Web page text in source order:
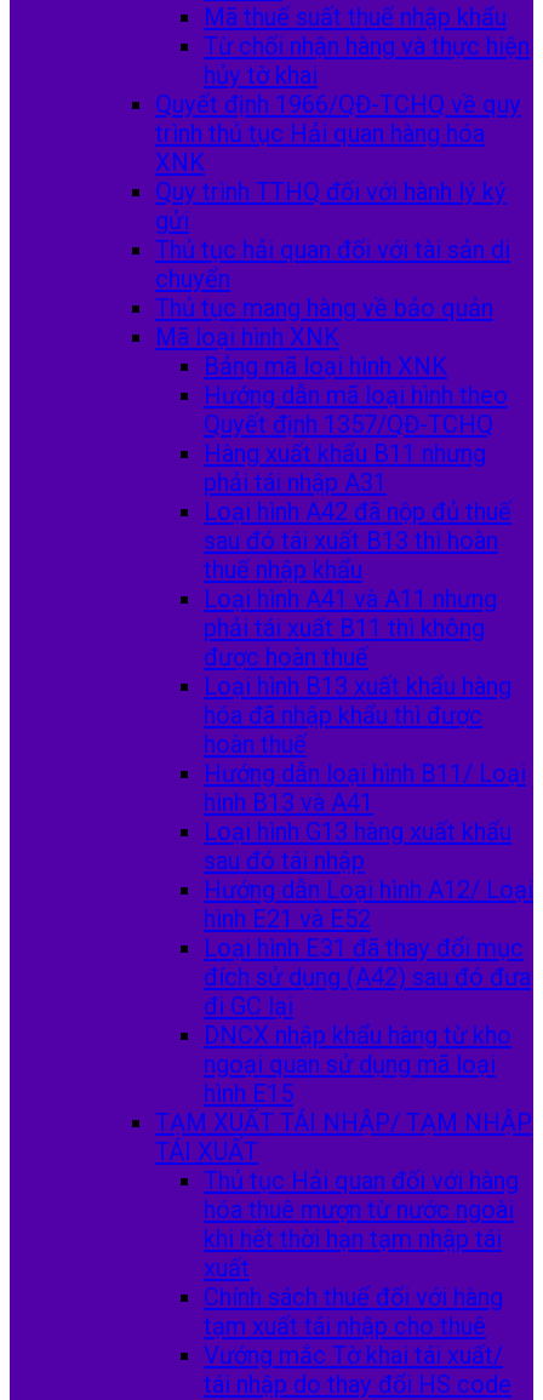
Mã thuế suất thuế nhập khẩu
Từ chối nhận hàng và thực hiện
hủy tờ khai
Quyết định 1966/QĐ-TCHQ về quy
trình thủ tục Hải quan hàng hóa
XNK
Quy trình TTHQ đối với hành lý ký
gửi
Thủ tục hải quan đối với tài sản di
chuyển
Thủ tục mang hàng về bảo quản
Mã loại hình XNK
Bảng mã loại hình XNK
Hướng dẫn mã loại hình theo
Quyết định 1357/QĐ-TCHQ
Hàng xuất khẩu B11 nhưng
phải tái nhập A31
Loại hình A42 đã nộp đủ thuế
sau đó tái xuất B13 thì hoàn
thuế nhập khẩu
Loại hình A41 và A11 nhưng
phải tái xuất B11 thì không
được hoàn thuế
Loại hình B13 xuất khẩu hàng
hóa đã nhập khẩu thì được
hoàn thuế
Hướng dẫn loại hình B11/ Loại
hình B13 và A41
Loại hình G13 hàng xuất khẩu
sau đó tái nhập
Hướng dẫn Loại hình A12/ Loại
hình E21 và E52
Loại hình E31 đã thay đổi mục
đích sử dụng (A42) sau đó đưa
đi GC lại
DNCX nhập khẩu hàng từ kho
ngoại quan sử dụng mã loại
hình E15
TẠM XUẤT TÁI NHẬP/ TẠM NHẬP
TÁI XUẤT
Thủ tục Hải quan đối với hàng
hóa thuê mượn từ nước ngoài
khi hết thời hạn tạm nhập tái
xuất
Chính sách thuế đối với hàng
tạm xuất tái nhập cho thuê
Vướng mắc Tờ khai tái xuất/
tái nhập do thay đổi HS code